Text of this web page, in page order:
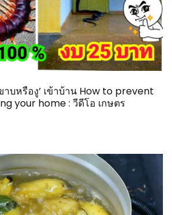
บหรืองู’ เข้าบ้าน How to prevent
your home : วีดีโอ เกษตร